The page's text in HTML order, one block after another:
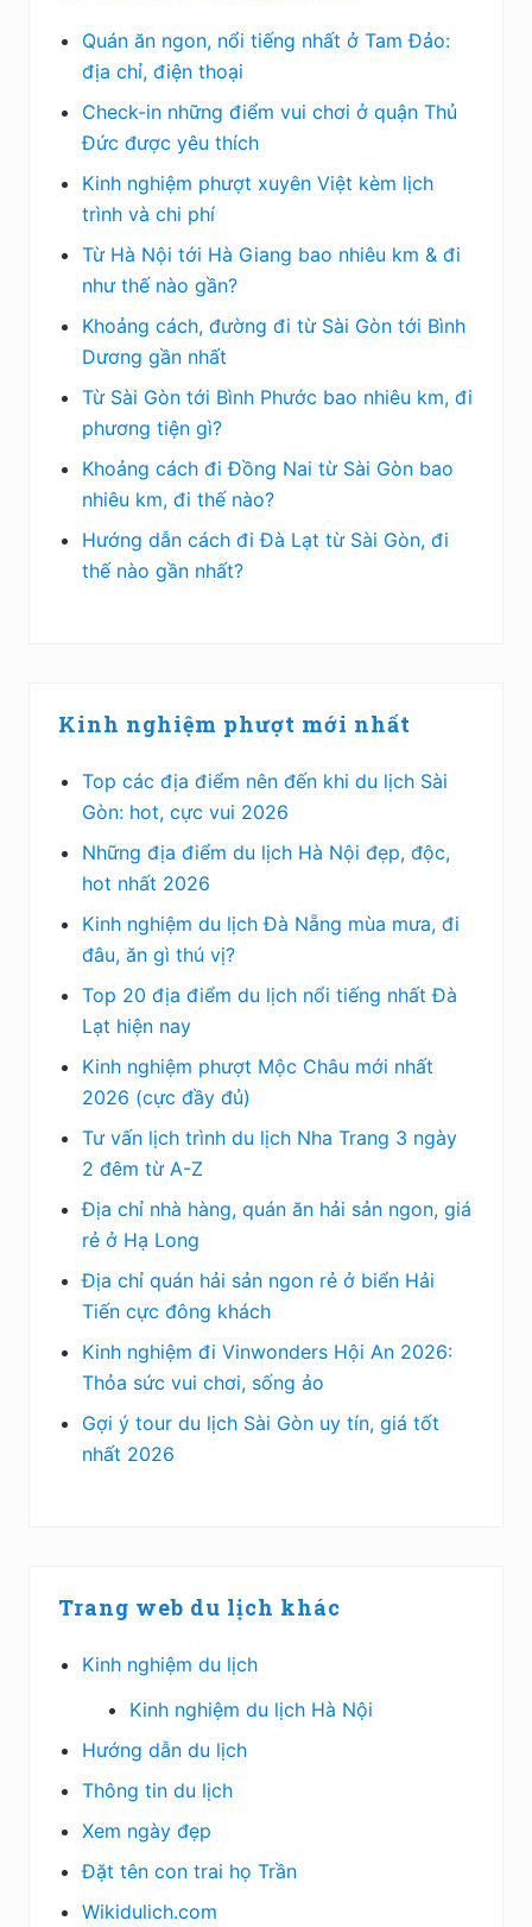
Quán ăn ngon, nổi tiếng nhất ở Tam Đảo:
địa chỉ, điện thoại
Check-in những điểm vui chơi ở quận Thủ
Đức được yêu thích
Kinh nghiệm phượt xuyên Việt kèm lịch
trình và chi phí
Từ Hà Nội tới Hà Giang bao nhiêu km & đi
như thế nào gần?
Khoảng cách, đường đi từ Sài Gòn tới Bình
Dương gần nhất
Từ Sài Gòn tới Bình Phước bao nhiêu km, đi
phương tiện gì?
Khoảng cách đi Đồng Nai từ Sài Gòn bao
nhiêu km, đi thế nào?
Hướng dẫn cách đi Đà Lạt từ Sài Gòn, đi
thế nào gần nhất?
Kinh nghiệm phượt mới nhất
Top các địa điểm nên đến khi du lịch Sài
Gòn: hot, cực vui 2026
Những địa điểm du lịch Hà Nội đẹp, độc,
hot nhất 2026
Kinh nghiệm du lịch Đà Nẵng mùa mưa, đi
đâu, ăn gì thú vị?
Top 20 địa điểm du lịch nổi tiếng nhất Đà
Lạt hiện nay
Kinh nghiệm phượt Mộc Châu mới nhất
2026 (cực đầy đủ)
Tư vấn lịch trình du lịch Nha Trang 3 ngày
2 đêm từ A-Z
Địa chỉ nhà hàng, quán ăn hải sản ngon, giá
rẻ ở Hạ Long
Địa chỉ quán hải sản ngon rẻ ở biển Hải
Tiến cực đông khách
Kinh nghiệm đi Vinwonders Hội An 2026:
Thỏa sức vui chơi, sống ảo
Gợi ý tour du lịch Sài Gòn uy tín, giá tốt
nhất 2026
Trang web du lịch khác
Kinh nghiệm du lịch
Kinh nghiệm du lịch Hà Nội
Hướng dẫn du lịch
Thông tin du lịch
Xem ngày đẹp
Đặt tên con trai họ Trần
Wikidulich.com